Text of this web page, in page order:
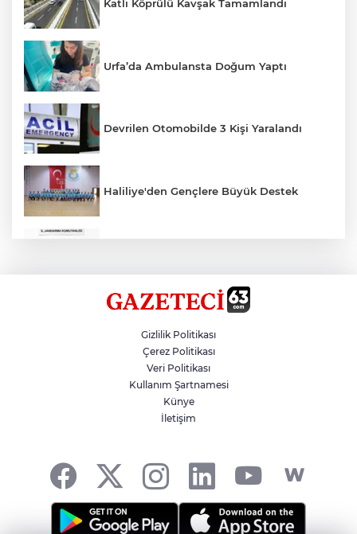
Katlı Köprülü Kavşak Tamamlandı
Urfa’da Ambulansta Doğum Yaptı
Devrilen Otomobilde 3 Kişi Yaralandı
Haliliye'den Gençlere Büyük Destek
Hikmet Başak’tan Ulaşım Çalışması
Atatürk Bulvarında Asfalt Yenileniyor
Gizlilik Politikası
Çerez Politikası
Veri Politikası
Kullanım Şartnamesi
Künye
İletişim